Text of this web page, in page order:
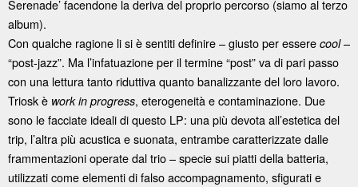
Serenade’ facendone la deriva del proprio percorso (siamo al terzo
album).
Con qualche ragione li si è sentiti definire – giusto per essere cool–
“post-jazz”. Ma l’infatuazione per il termine “post” va di pari passo
con una lettura tanto riduttiva quanto banalizzante del loro lavoro.
Triosk è work in progress, eterogeneità e contaminazione. Due
sono le facciate ideali di questo LP: una più devota all’estetica del
trip, l’altra più acustica e suonata, entrambe caratterizzate dalle
frammentazioni operate dal trio – specie sui piatti della batteria,
utilizzati come elementi di falso accompagnamento, sfigurati e